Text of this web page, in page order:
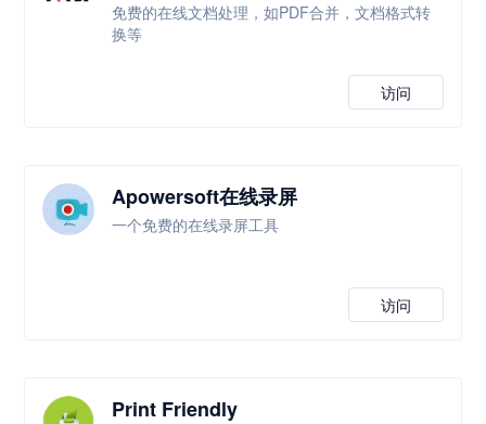
免费的在线文档处理，如PDF合并，文档格式转
换等
访问
Apowersoft在线录屏
一个免费的在线录屏工具
访问
Print Friendly